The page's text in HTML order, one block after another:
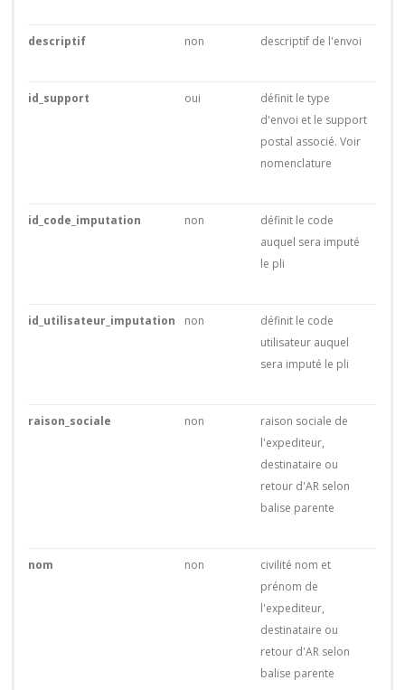
descriptif non descriptif de l'envoi
id_support oui
définit le type
d'envoi et le support
postal associé. Voir
nomenclature
id_code_imputation non
définit le code
auquel sera imputé
le pli
id_utilisateur_imputation non
définit le code
utilisateur auquel
sera imputé le pli
raison_sociale non
raison sociale de
l'expediteur,
destinataire ou
retour d'AR selon
balise parente
nom non
civilité nom et
prénom de
l'expediteur,
destinataire ou
retour d'AR selon
balise parente